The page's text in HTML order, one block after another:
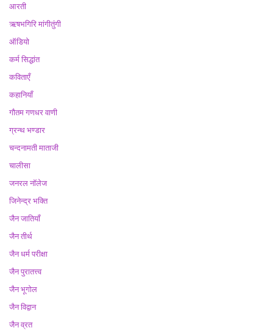
आरती
ऋषभगिरि मांगीतुंगी
ऑडियो
कर्म सिद्धांत
कविताएँ
कहानियाँ
गौतम गणधर वाणी
ग्रन्थ भण्डार
चन्दनामती माताजी
चालीसा
जनरल नॉलेज
जिनेन्द्र भक्ति
जैन जातियाँ
जैन तीर्थ
जैन धर्म परीक्षा
जैन पुरातत्त्व
जैन भूगोल
जैन विद्वान
जैन व्रत